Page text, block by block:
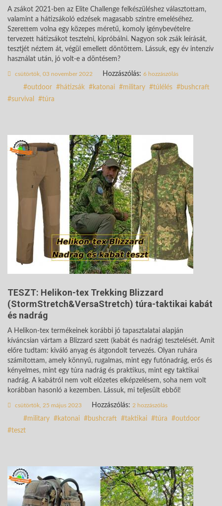
A zsákot 2021-ben az Elite Challenge felkészüléshez választottam,
valamint a hátizsákoló edzések magasabb szintre emeléséhez.
Szerettem volna egy közepes méretű, komoly igénybevételre
tervezett hátizsákot tesztelni, kipróbálni. Nagyon sok zsák leírását,
tesztjét néztem át, végül emellett döntöttem. Lássuk, egy év intenzív
használat után, jó volt-e a döntésem?
csütörtök, 03 november 2022 Hozzászólás: 6 hozzászólás
outdoor hátizsák katonai military túlélés
bushcraft
survival
túra
TESZT: Helikon-tex Trekking Blizzard
(StormStretch&VersaStretch) túra-taktikai kabát
és nadrág
A Helikon-tex termékeinek korábbi jó tapasztalatai alapján
kíváncsian vártam a Blizzard szett (kabát és nadrág) tesztelését. Amit
előre tudtam: kiváló anyag és átgondolt tervezés. Olyan ruhára
számítottam, amely könnyű, rugalmas, mint egy futónadrág, erős és
kényelmes, mint egy túra nadrág és praktikus, mint egy taktikai
nadrág. A kabátról nem volt előzetes elképzelésem, soha nem volt
korábban hasonló a kezemben. Lássuk, mi teljesült ebből!
csütörtök, 25 május 2023 Hozzászólás: 2 hozzászólás
military katonai bushcraft taktikai túra
outdoor
teszt